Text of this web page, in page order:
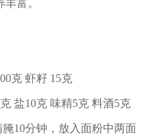
富。
克 虾籽 15克
盐10克 味精5克 料酒5克
10分钟，放入面粉中两面